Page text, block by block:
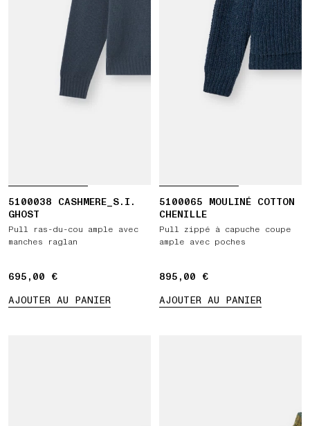
5100038 CASHMERE_S.I.
GHOST
Pull ras-du-cou ample avec
manches raglan
695,00 €
695,00 €
AJOUTER AU PANIER
5100065 MOULINÉ COTTON
CHENILLE
Pull zippé à capuche coupe
ample avec poches
895,00 €
895,00 €
AJOUTER AU PANIER